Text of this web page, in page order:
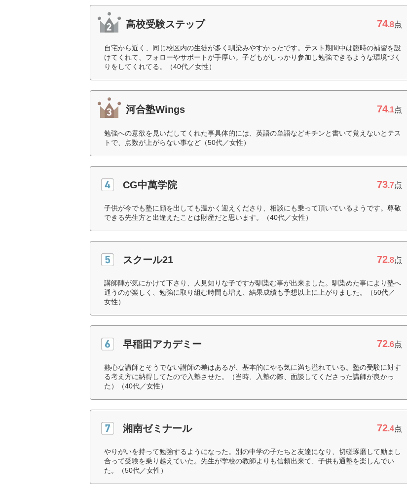
高校受験ステップ 74.8点
自宅から近く、同じ校区内の生徒が多く馴染みやすかったです。テスト期間中は臨時の補習を設
けてくれて、フォローやサポートが手厚い。子どもがしっかり参加し勉強できるような環境づく
りをしてくれてる。（40代／女性）
河合塾Wings 74.1点
勉強への意欲を見いだしてくれた事具体的には、英語の単語などキチンと書いて覚えないとテス
トで、点数が上がらない事など（50代／女性）
CG中萬学院 73.7点
子供が今でも塾に顔を出しても温かく迎えくださり、相談にも乗って頂いているようです。尊敬
できる先生方と出逢えたことは財産だと思います。（40代／女性）
スクール21 72.8点
講師陣が気にかけて下さり、人見知りな子ですが馴染む事が出来ました。馴染めた事により塾へ
通うのが楽しく、勉強に取り組む時間も増え、結果成績も予想以上に上がりました。（50代／
女性）
早稲田アカデミー 72.6点
熱心な講師とそうでない講師の差はあるが、基本的にやる気に満ち溢れている。塾の受験に対す
る考え方に納得してたので入塾させた。（当時、入塾の際、面談してくださった講師が良かっ
た）（40代／女性）
湘南ゼミナール 72.4点
やりがいを持って勉強するようになった。別の中学の子たちと友達になり、切磋琢磨して励まし
合って受験を乗り越えていた。先生が学校の教師よりも信頼出来て、子供も通塾を楽しんでい
た。（50代／女性）